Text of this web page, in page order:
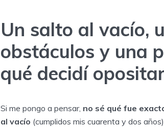
Un salto al vacío,
obstáculos y una
qué decidí
Si me pongo a pensar, no sé qué fue
al vacío (cumplidos mis cuarenta y dos